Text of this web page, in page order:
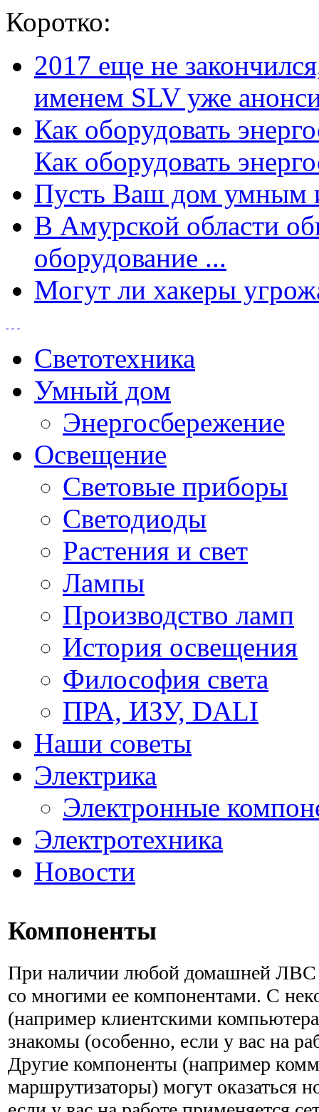
Коротко:
2017 еще не
именем SLV уже
Как оборудовать
Как оборудовать
Пусть Ваш дом умным
В Амурской области
оборудование ...
Могут ли хакеры
Светотехника
Умный дом
Энергосбережение
Освещение
Световые приборы
Светодиоды
Растения и свет
Лампы
Производство ламп
История освещения
Философия света
ПРА, ИЗУ, DALI
Наши советы
Электрика
Электронные
Электротехника
Новости
Компоненты
При наличии любой домашней ЛВС
со многими ее ком­понентами. С
(например клиентскими
знакомы (особенно, если у вас на
Другие ком­поненты (например
маршрутизаторы) могут оказаться